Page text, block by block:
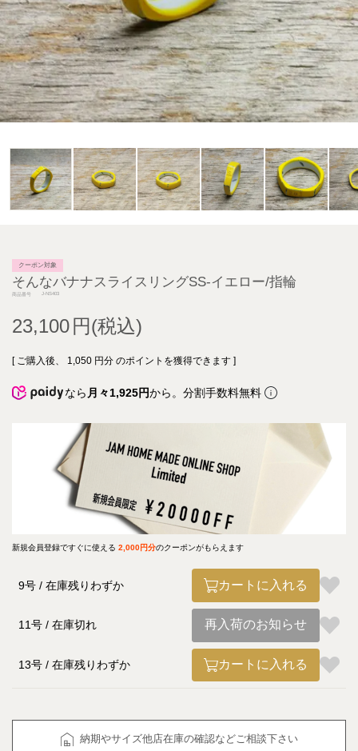
クーポン対象
そんなバナナスライスリングSS-イエロー/指輪
商品番号 J-NS403
23,100
[ ご購入後、 1,050 円分 のポイントを獲得できます ]
なら 月々1,925円から。分割手数料無料
新規会員登録ですぐに使える 2,000円分のクーポンがもらえます
9号 在庫残りわずか カートに入れる
11号 在庫切れ 再入荷のお知らせ
13号 在庫残りわずか カートに入れる
納期やサイズ他店在庫の確認などご相談下さい